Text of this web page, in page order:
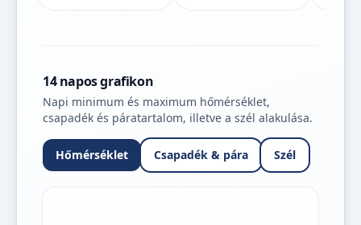
14 napos grafikon
Napi minimum és maximum hőmérséklet,
csapadék és páratartalom, illetve a szél alakulása.
Hőmérséklet Csapadék & pára Szél